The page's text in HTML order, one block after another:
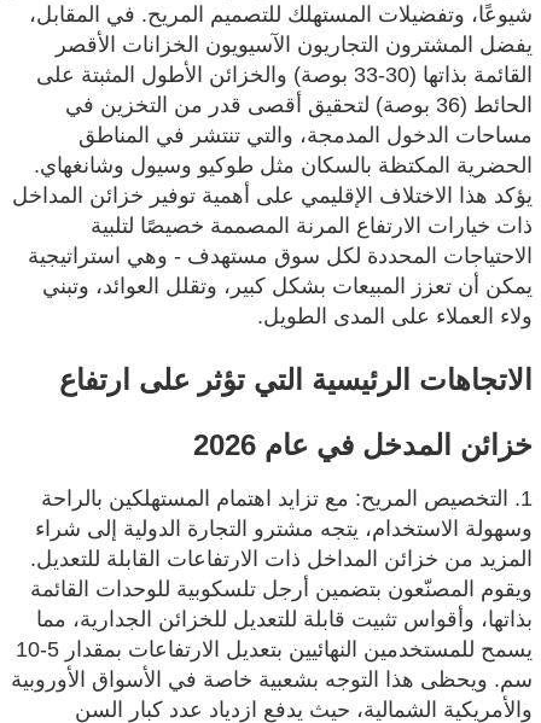
شيوعًا، وتفضيلات المستهلك للتصميم المريح. في المقابل،
يفضل المشترون التجاريون الآسيويون الخزانات الأقصر
القائمة بذاتها (30-33 بوصة) والخزائن الأطول المثبتة على
الحائط (36 بوصة) لتحقيق أقصى قدر من التخزين في
مساحات الدخول المدمجة، والتي تنتشر في المناطق
الحضرية المكتظة بالسكان مثل طوكيو وسيول وشانغهاي.
يؤكد هذا الاختلاف الإقليمي على أهمية توفير خزائن المداخل
ذات خيارات الارتفاع المرنة المصممة خصيصًا لتلبية
الاحتياجات المحددة لكل سوق مستهدف - وهي استراتيجية
يمكن أن تعزز المبيعات بشكل كبير، وتقلل العوائد، وتبني
ولاء العملاء على المدى الطويل.
الاتجاهات الرئيسية التي تؤثر على ارتفاع
خزائن المدخل في عام 2026
1. التخصيص المريح: مع تزايد اهتمام المستهلكين بالراحة
وسهولة الاستخدام، يتجه مشترو التجارة الدولية إلى شراء
المزيد من خزائن المداخل ذات الارتفاعات القابلة للتعديل.
ويقوم المصنّعون بتضمين أرجل تلسكوبية للوحدات القائمة
بذاتها، وأقواس تثبيت قابلة للتعديل للخزائن الجدارية، مما
يسمح للمستخدمين النهائيين بتعديل الارتفاعات بمقدار 5-10
سم. ويحظى هذا التوجه بشعبية خاصة في الأسواق الأوروبية
والأمريكية الشمالية، حيث يدفع ازدياد عدد كبار السن